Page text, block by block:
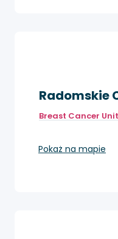
Radomskie
Breast Cancer Unit
Radom, ul.
Pokaż na mapie